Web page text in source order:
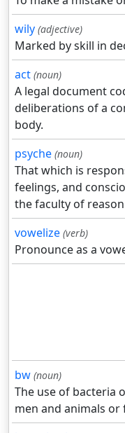
wily (adjective)
Marked by skill in
act (noun)
A legal document
deliberations of a
body.
psyche (noun)
That which is
feelings, and
the faculty of
vowelize (verb)
Pronounce as a
bw (noun)
The use of bacteria
men and animals or